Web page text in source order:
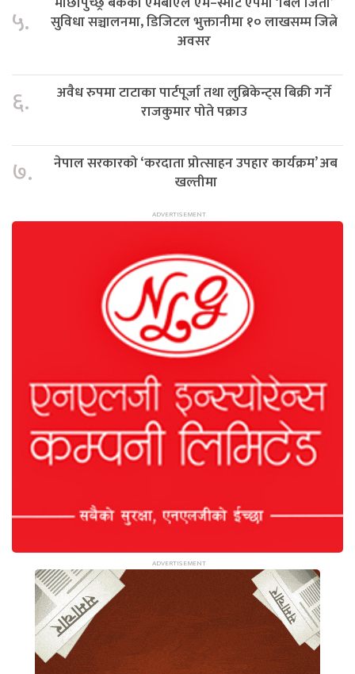
५.
सुविधा सञ्चालनमा, डिजिटल भुक्तानीमा १० लाखसम्म जित्ने
अवसर
६.
अवैध रुपमा टाटाका पार्टपूर्जा तथा लुब्रिकेन्ट्स बिक्री गर्ने
राजकुमार पोते पक्राउ
७.
नेपाल सरकारको ‘करदाता प्रोत्साहन उपहार कार्यक्रम’ अब
खल्तीमा